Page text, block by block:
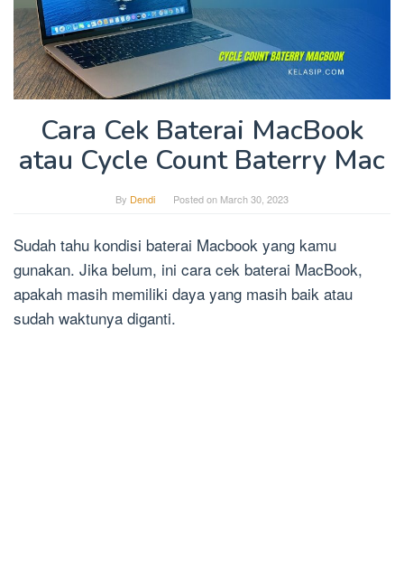
Cara Cek Baterai MacBook
atau Cycle Count Baterry Mac
By Dendi Posted on March 30, 2023
Sudah tahu kondisi baterai Macbook yang kamu
gunakan. Jika belum, ini cara cek baterai MacBook,
apakah masih memiliki daya yang masih baik atau
sudah waktunya diganti.